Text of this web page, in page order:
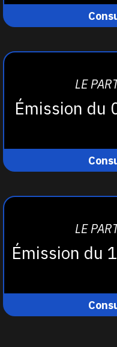
LE
Émission du
LE
Émission du